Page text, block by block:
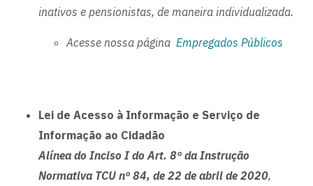
inativos e pensionistas, de maneira individualizada.
Acesse nossa página Empregados Públicos
Lei de Acesso à Informação e Serviço de
Informação ao Cidadão
Alínea do Inciso I do Art. 8º da Instrução
Normativa TCU nº 84, de 22 de abril de 2020,